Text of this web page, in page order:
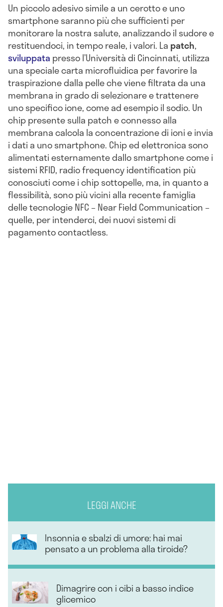
Un piccolo adesivo simile a un cerotto e uno
smartphone saranno più che sufficienti per
monitorare la nostra salute, analizzando il sudore e
restituendoci, in tempo reale, i valori. La patch,
sviluppata presso l’Università di Cincinnati, utilizza
una speciale carta microfluidica per favorire la
traspirazione dalla pelle che viene filtrata da una
membrana in grado di selezionare e trattenere
uno specifico ione, come ad esempio il sodio. Un
chip presente sulla patch e connesso alla
membrana calcola la concentrazione di ioni e invia
i dati a uno smartphone. Chip ed elettronica sono
alimentati esternamente dallo smartphone come i
sistemi RFID, radio frequency identification più
conosciuti come i chip sottopelle, ma, in quanto a
flessibilità, sono più vicini alla recente famiglia
delle tecnologie NFC – Near Field Communication –
quelle, per intenderci, dei nuovi sistemi di
pagamento contactless.
LEGGI ANCHE
Insonnia e sbalzi di umore: hai mai
pensato a un problema alla tiroide?
Dimagrire con i cibi a basso indice
glicemico